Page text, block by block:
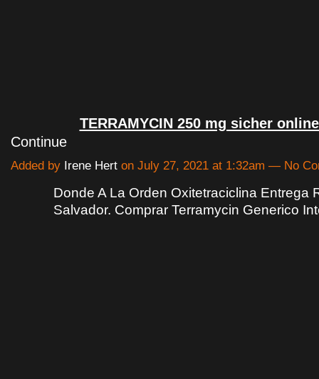
TERRAMYCIN 250 mg sicher
Continue
Added by Irene Hert on July 27, 2021 at 1:32am — No
Donde A La Orden Oxitetraciclina Entrega
Salvador. Comprar Terramycin Generico